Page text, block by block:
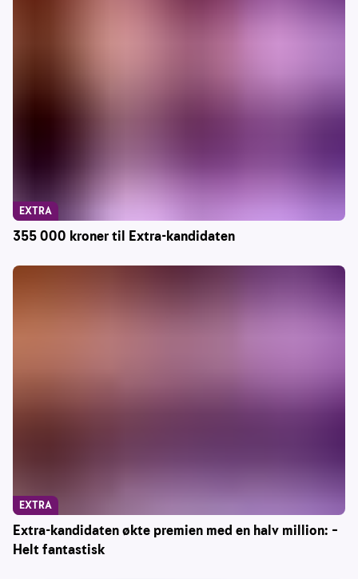
355 000 kroner til Extra-kandidaten
EXTRA
Extra-kandidaten økte premien med en halv million: –
Helt fantastisk
EXTRA